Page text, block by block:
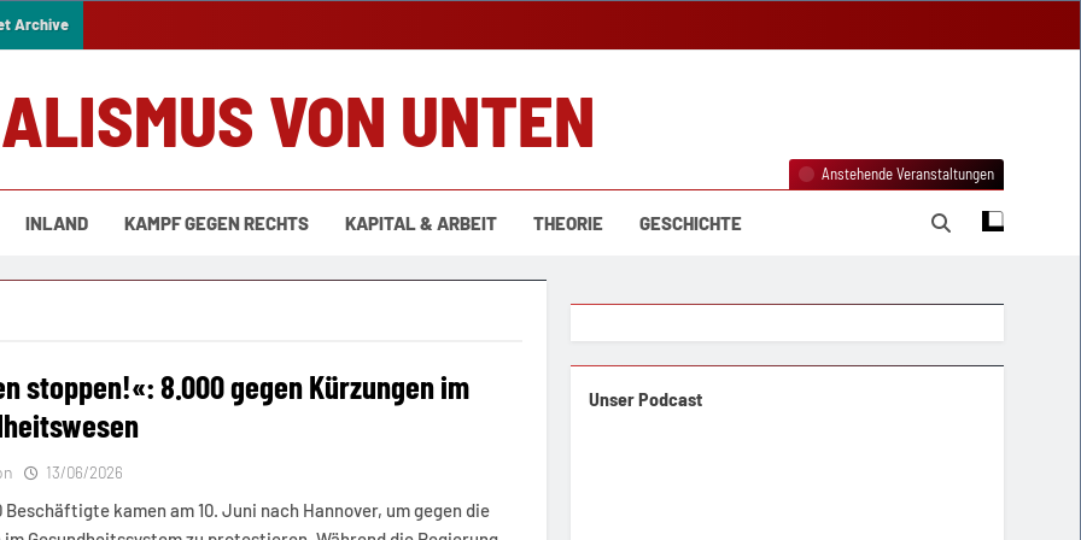
Archive
VON UNTEN
INLAND KAMPF GEGEN RECHTS KAPITAL & ARBEIT THEORIE GESCHICHTE
Anstehende Veranstaltungen
stoppen!«: 8.000 gegen Kürzungen im
13/06/2026
Beschäftigte kamen am 10. Juni nach Hannover, um gegen die
Unser Podcast